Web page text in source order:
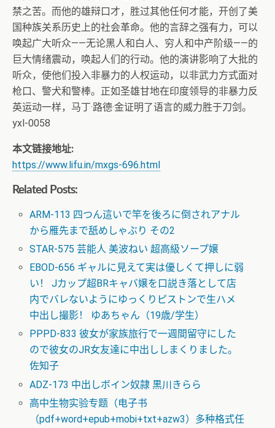
禁之苦。而他的雄辩口才，胜过其他任何才能，开创了美
国种族关系历史上的社会革命。他的言辞之强有力，可以
唤起广大听众——无论黑人和白人、穷人和中产阶级——的
巨大情绪震动，唤起人们的行动。他的演讲影响了大批的
听众，使他们投入非暴力的人权运动，以非武力方式面对
枪口、警犬和警棒。正如圣雄甘地在印度领导的非暴力反
英运动一样，马丁·路德·金证明了语言的威力胜于刀剑。
yxl-0058
本文链接地址:
https://www.lifu.in/mxgs-696.html
Related Posts:
ARM-113 四つん這いで竿を後ろに倒されアナル
から雁先まで舐めしゃぶり その2
STAR-575 芸能人 美波ねい 超高級ソープ嬢
EBOD-656 ギャルに見えて実は優しくて押しに弱
い！ Jカップ超BRキャバ嬢を口説き落として店
内でバレないようにゆっくりピストンで生ハメ
中出し撮影！ ゆあちゃん（19歳/学生）
PPPD-833 彼女が家族旅行で一週間留守にした
ので彼女のJR女友達に中出ししまくりました。
佐知子
ADZ-173 中出しボイン奴隷 黒川きらら
高中生物实验专题（电子书
（pdf+word+epub+mobi+txt+azw3）多种格式任